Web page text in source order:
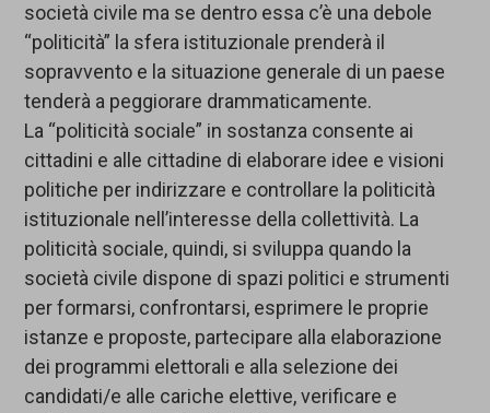
società civile ma se dentro essa c’è una debole
“politicità” la sfera istituzionale prenderà il
sopravvento e la situazione generale di un paese
tenderà a peggiorare drammaticamente.
La “politicità sociale” in sostanza consente ai
cittadini e alle cittadine di elaborare idee e visioni
politiche per indirizzare e controllare la politicità
istituzionale nell’interesse della collettività. La
politicità sociale, quindi, si sviluppa quando la
società civile dispone di spazi politici e strumenti
per formarsi, confrontarsi, esprimere le proprie
istanze e proposte, partecipare alla elaborazione
dei programmi elettorali e alla selezione dei
candidati/e alle cariche elettive, verificare e